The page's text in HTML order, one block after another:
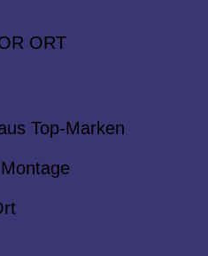
ORT
Top-Marken